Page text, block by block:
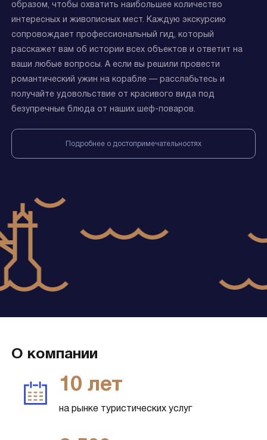
образом, чтобы охватить наибольшее количество
интересных и живописных мест. Каждую экскурсию
сопровождает профессиональный гид, который
расскажет вам об истории всех объектов и ответит на
ваши любые вопросы. А если вы решили провести
романтический ужин на корабле — расслабьтесь и
получайте удовольствие от красивого вида под
безупречные блюда от наших шеф-поваров.
Подробнее о достопримечательностях
О компании
10 лет
на рынке туристических услуг